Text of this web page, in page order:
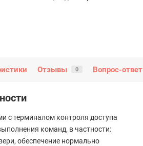
Отзывы 0 Вопрос-ответ
с терминалом контроля доступа
команд, в частности:
обеспечение нормально